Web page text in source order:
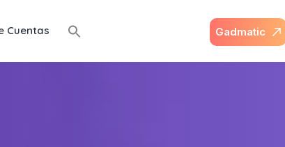
Cuentas Gadmatic